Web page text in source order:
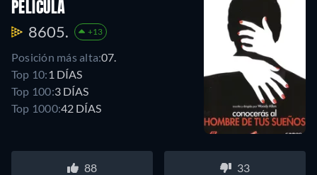
PELÍCULA
8605. +13
Posición más alta:07.
Top 10: 1 DÍAS
Top 100:3 DÍAS
Top 1000:42 DÍAS
88 33